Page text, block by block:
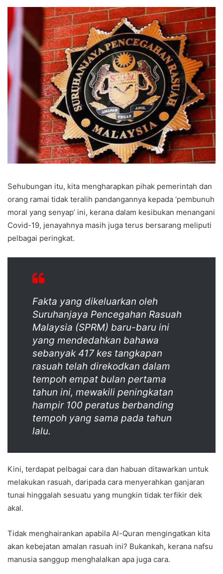
Sehubungan itu, kita mengharapkan pihak pemerintah dan
orang ramai tidak teralih pandangannya kepada ‘pembunuh
moral yang senyap’ ini, kerana dalam kesibukan menangani
Covid-19, jenayahnya masih juga terus bersarang meliputi
pelbagai peringkat.
Fakta yang dikeluarkan oleh
Suruhanjaya Pencegahan Rasuah
Malaysia (SPRM) baru-baru ini
yang mendedahkan bahawa
sebanyak 417 kes tangkapan
rasuah telah direkodkan dalam
tempoh empat bulan pertama
tahun ini, mewakili peningkatan
hampir 100 peratus berbanding
tempoh yang sama pada tahun
lalu.
Kini, terdapat pelbagai cara dan habuan ditawarkan untuk
melakukan rasuah, daripada cara menyerahkan ganjaran
tunai hinggalah sesuatu yang mungkin tidak terfikir dek
akal.
Tidak menghairankan apabila Al-Quran mengingatkan kita
akan kebejatan amalan rasuah ini? Bukankah, kerana nafsu
manusia sanggup menghalalkan apa juga cara.